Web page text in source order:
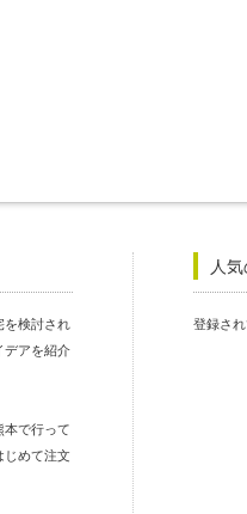
を検討され
デアを紹介
本で行って
じめて注文
人
登録さ